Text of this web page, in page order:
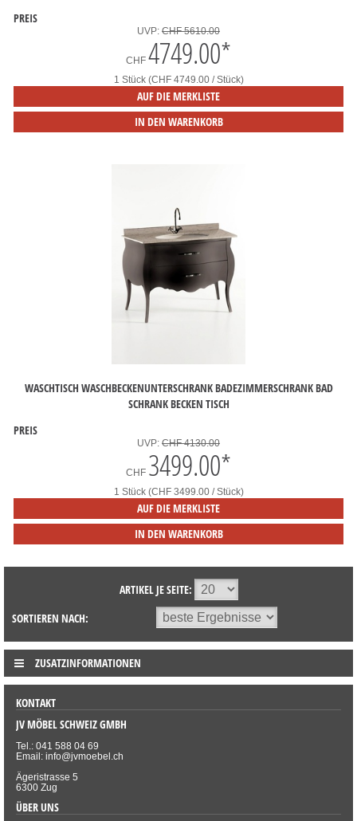
PREIS
UVP: CHF 5610.00
CHF 4749.00*
1 Stück (CHF 4749.00 / Stück)
AUF DIE MERKLISTE
IN DEN WARENKORB
WASCHTISCH WASCHBECKENUNTERSCHRANK BADEZIMMERSCHRANK BAD
SCHRANK BECKEN TISCH
PREIS
UVP: CHF 4130.00
CHF 3499.00*
1 Stück (CHF 3499.00 / Stück)
AUF DIE MERKLISTE
IN DEN WARENKORB
ARTIKEL JE SEITE:
SORTIEREN NACH:
ZUSATZINFORMATIONEN
KONTAKT
JV MÖBEL SCHWEIZ GMBH
Tel.: 041 588 04 69
Email: info@jvmoebel.ch
Ägeristrasse 5
6300 Zug
ÜBER UNS